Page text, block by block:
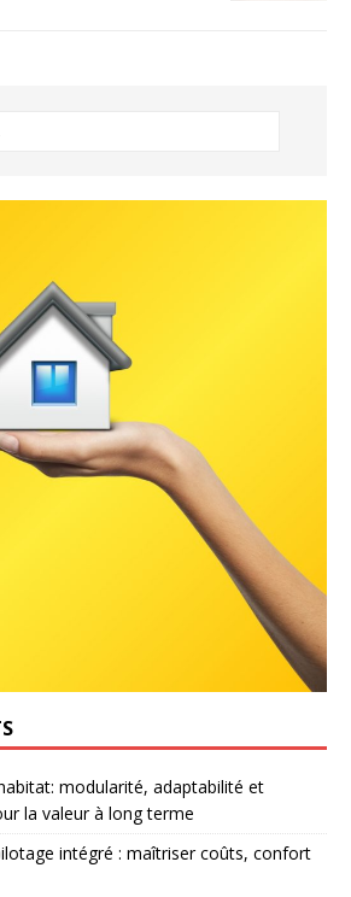
modularité, adaptabilité et
la valeur à long terme
intégré : maîtriser coûts, confort